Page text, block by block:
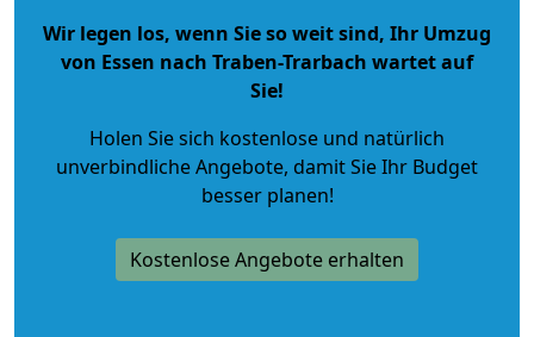
Wir legen los, wenn Sie so weit sind, Ihr Umzug
von Essen nach Traben-Trarbach wartet auf
Sie!
Holen Sie sich kostenlose und natürlich
unverbindliche Angebote, damit Sie Ihr Budget
besser planen!
Kostenlose Angebote erhalten